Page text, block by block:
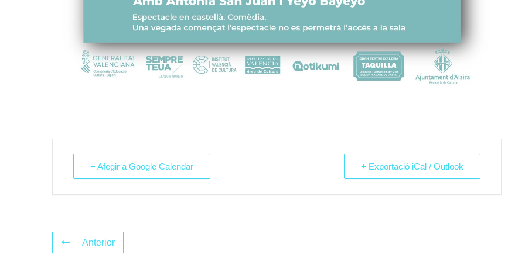
+ Afegir a Google Calendar + Exportació iCal / Outlook
Anterior